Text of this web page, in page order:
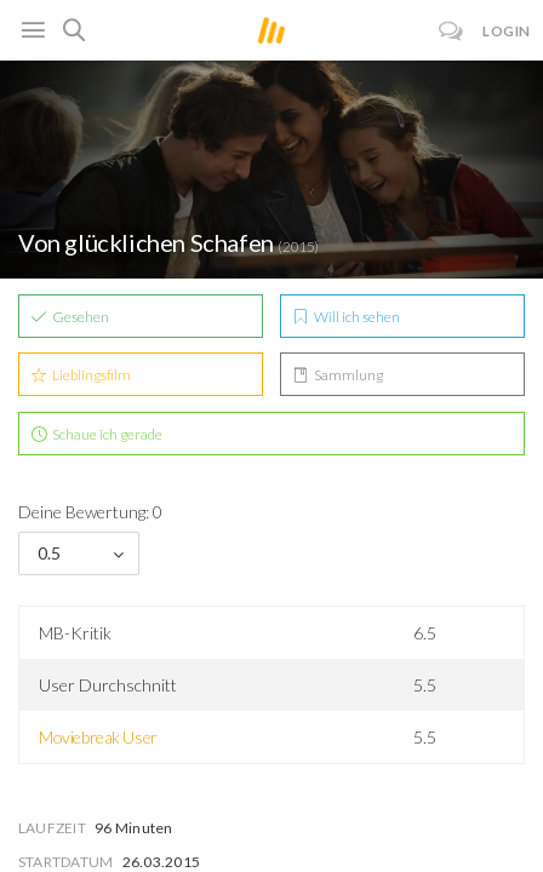
LOGIN
Von glücklichen Schafen(2015)
Gesehen Will ich sehen
Lieblingsfilm Sammlung
Schaue ich gerade
Deine Bewertung: 0
0.5
MB-Kritik 6.5
User Durchschnitt 5.5
Moviebreak User 5.5
LAUFZEIT 96 Minuten
STARTDATUM 26.03.2015